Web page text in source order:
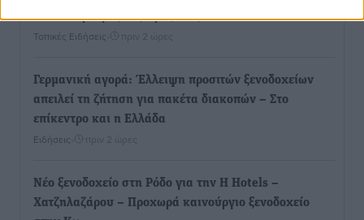
Ρόδο ο Πρέσβης της Βραζιλίας στην Ελλάδα
Τοπικές Ειδήσεις πριν 2 ώρες
Γερμανική αγορά: Έλλειψη προσιτών ξενοδοχείων
απειλεί τη ζήτηση για πακέτα διακοπών – Στο
επίκεντρο και η Ελλάδα
Ειδήσεις πριν 2 ώρες
Νέο ξενοδοχείο στη Ρόδο για την H Hotels –
Χατζηλαζάρου – Προχωρά καινούργιο ξενοδοχείο